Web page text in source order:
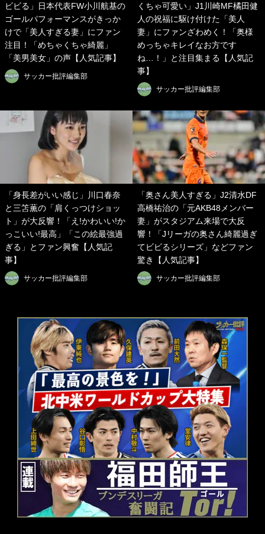
ビビる」日本代表FW小川航基の
ゴールパフォーマンスがきっか
けで「美人すぎる妻」にファン
注目！「めちゃくちゃ綺麗」
「美男美女」の声【人気記事】
サッカー批評編集部
くちゃ可愛い」J1川崎MF橘田健
人の祝福に駆け付けた「美人
妻」にファンざわめく！「奥様
めっちゃキレイなお方です
ね…！」と注目集まる【人気記
事】
サッカー批評編集部
「身長差がいい感じ」川口春奈
と三笘薫の「肩くっつけショッ
ト」が大反響！「え!かわいい!か
っこいい!最高」「この絵最強過
ぎる」とファン興奮【人気記
事】
サッカー批評編集部
「奥さん美人すぎる」J2清水DF
高橋祐治の「元AKB48メンバー
妻」がスタジアム来場で大反
響！「Jリーガの奥さん綺麗過ぎ
てビビるシリーズ」などファン
驚き【人気記事】
サッカー批評編集部